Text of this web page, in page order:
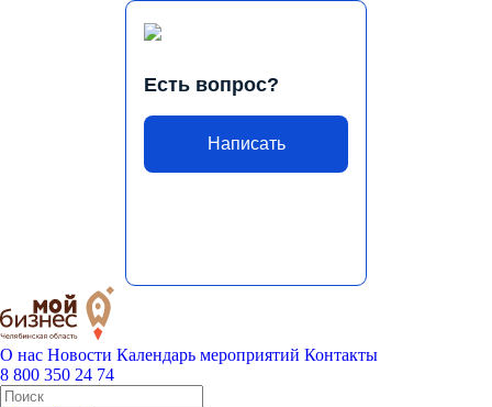
Есть вопрос?
Написать
О нас Новости Календарь мероприятий Контакты
8 800 350 24 74